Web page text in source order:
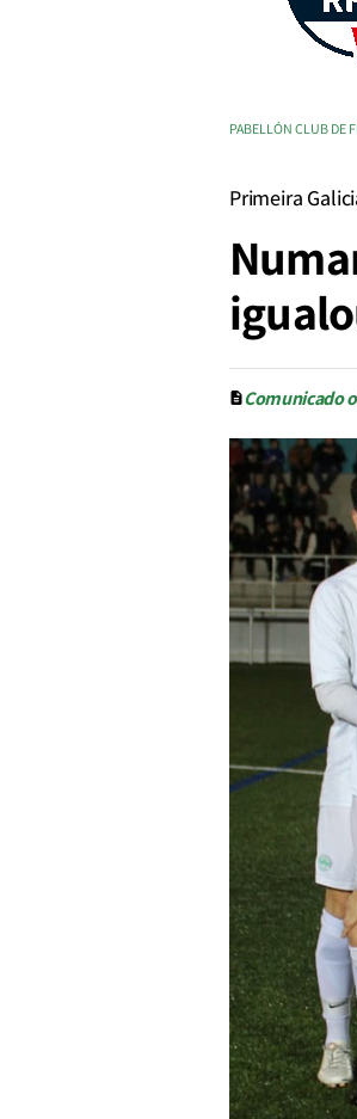
PABELLÓN CLUB DE
Primeira
Comunicado